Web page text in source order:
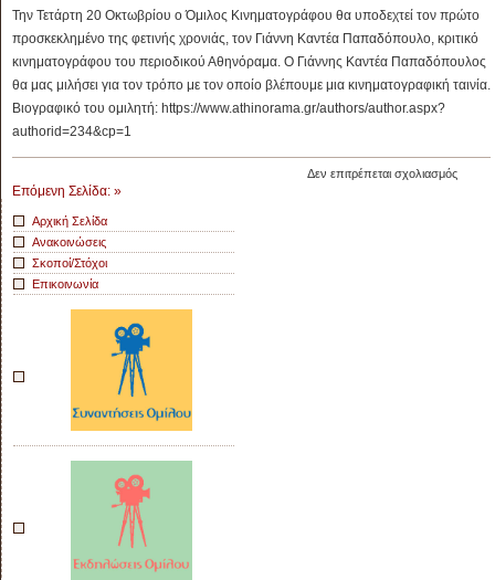
της
Την Τετάρτη 20 Οκτωβρίου ο Όμιλος Κινηματογράφου θα υποδεχτεί τον πρώτο
προσκεκλημένο της φετινής χρονιάς, τον Γιάννη Καντέα Παπαδόπουλο, κριτικό
κινηματογράφου του περιοδικού Αθηνόραμα. Ο Γιάννης Καντέα Παπαδόπουλος
θα μας μιλήσει για τον τρόπο με τον οποίο βλέπουμε μια κινηματογραφική ταινία.
Βιογραφικό του ομιλητή: https://www.athinorama.gr/authors/author.aspx?
authorid=234&cp=1
Δεν επιτρέπεται σχολιασμόςστο
Επόμενη Σελίδα: »
Αρχική Σελίδα
Ανακοινώσεις
Σκοποί/Στόχοι
Επικοινωνία